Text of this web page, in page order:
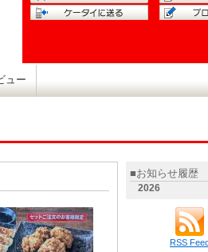
ュー
■お知らせ履歴
2026
RSS